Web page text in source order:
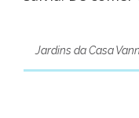
Jardins da Casa